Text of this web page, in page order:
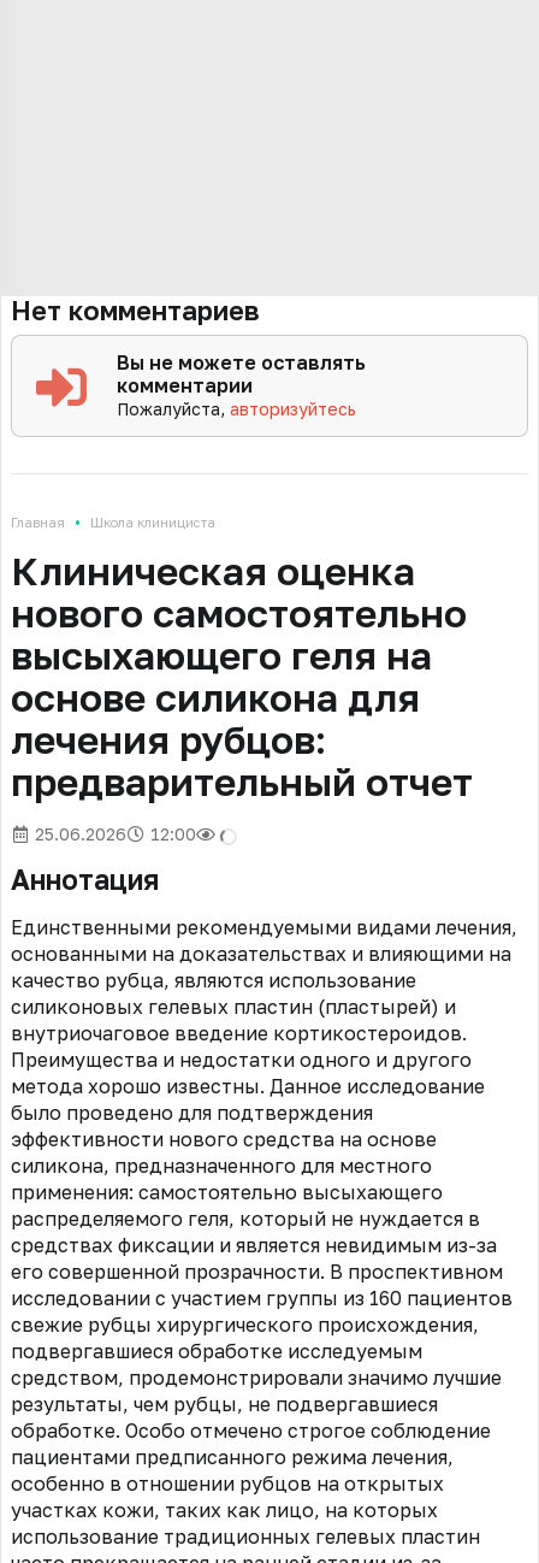
Нет комментариев
Вы не можете оставлять
комментарии
Пожалуйста,авторизуйтесь
Главная • Школа клинициста
Клиническая оценка
нового самостоятельно
высыхающего геля на
основе силикона для
лечения рубцов:
предварительный отчет
25.06.2026 12:00
Аннотация
Единственными рекомендуемыми видами лечения,
основанными на доказательствах и влияющими на
качество рубца, являются использование
силиконовых гелевых пластин (пластырей) и
внутриочаговое введение кортикостероидов.
Преимущества и недостатки одного и другого
метода хорошо известны. Данное исследование
было проведено для подтверждения
эффективности нового средства на основе
силикона, предназначенного для местного
применения: самостоятельно высыхающего
распределяемого геля, который не нуждается в
средствах фиксации и является невидимым из-за
его совершенной прозрачности. В проспективном
исследовании с участием группы из 160 пациентов
свежие рубцы хирургического происхождения,
подвергавшиеся обработке исследуемым
средством, продемонстрировали значимо лучшие
результаты, чем рубцы, не подвергавшиеся
обработке. Особо отмечено строгое соблюдение
пациентами предписанного режима лечения,
особенно в отношении рубцов на открытых
участках кожи, таких как лицо, на которых
использование традиционных гелевых пластин